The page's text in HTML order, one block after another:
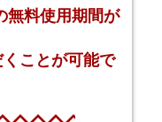
無料使用期間が
ことが可能で